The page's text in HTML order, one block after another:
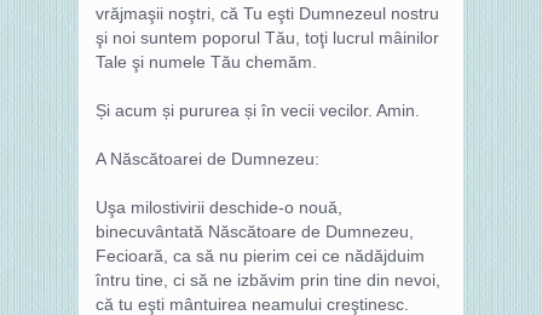
vrăjmaşii noştri, că Tu eşti Dumnezeul nostru
şi noi suntem poporul Tău, toţi lucrul mâinilor
Tale şi numele Tău chemăm.
Și acum și pururea și în vecii vecilor. Amin.
A Născătoarei de Dumnezeu:
Uşa milostivirii deschide-o nouă,
binecuvântată Născătoare de Dumnezeu,
Fecioară, ca să nu pierim cei ce nădăjduim
întru tine, ci să ne izbăvim prin tine din nevoi,
că tu eşti mântuirea neamului creştinesc.